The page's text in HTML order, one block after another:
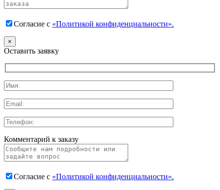
Согласие с «Политикой конфиденциальности».
×
Оставить заявку
Комментарий к заказу
Согласие с «Политикой конфиденциальности».